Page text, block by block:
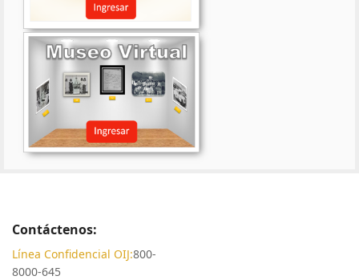
Contáctenos:
Línea Confidencial OIJ:800-
8000-645